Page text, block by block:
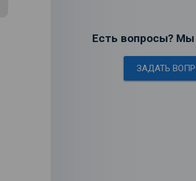
Есть вопросы?
ЗАДАТЬ